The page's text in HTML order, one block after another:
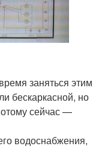
заняться этим
бескаркасной, но
сейчас —
водоснабжения,